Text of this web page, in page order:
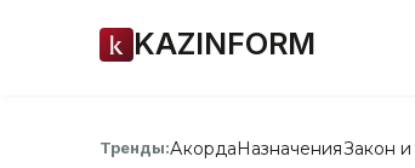
KAZINFORM
Тренды:АкордаНазначенияЗакон